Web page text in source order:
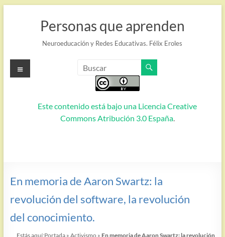
Personas que aprenden
Neuroeducación y Redes Educativas. Félix Eroles
Este contenido está bajo una Licencia Creative
Commons Atribución 3.0 España.
Menú
En memoria de Aaron Swartz: la
revolución del software, la revolución
del conocimiento.
Estás aquí:Portada »Activismo » En memoria de Aaron Swartz: la revolución